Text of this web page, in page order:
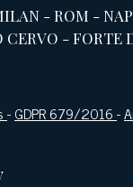
-ROM -
CERVO -FORTE
-GDPR 679/2016-